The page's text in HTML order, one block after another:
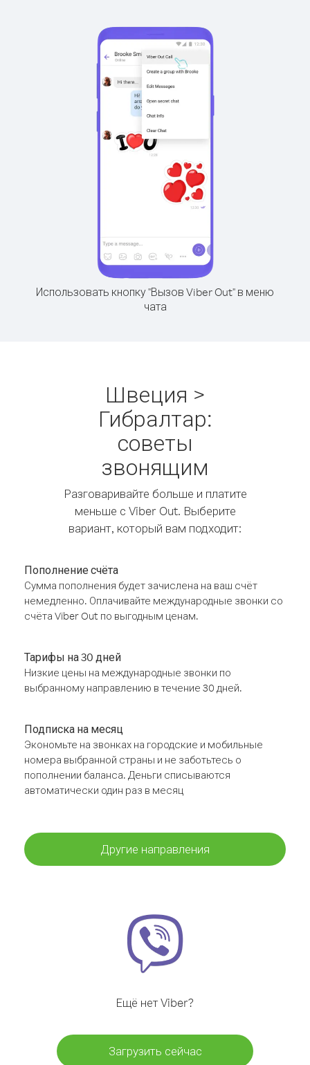
Использовать кнопку "Вызов Viber Out" в меню
чата
Швеция >
Гибралтар:
советы
звонящим
Разговаривайте больше и платите
меньше с Viber Out. Выберите
вариант, который вам подходит:
Пополнение счёта
Сумма пополнения будет зачислена на ваш счёт
немедленно. Оплачивайте международные звонки со
счёта Viber Out по выгодным ценам.
Тарифы на 30 дней
Низкие цены на международные звонки по
выбранному направлению в течение 30 дней.
Подписка на месяц
Экономьте на звонках на городские и мобильные
номера выбранной страны и не заботьтесь о
пополнении баланса. Деньги списываются
автоматически один раз в месяц
Другие направления
Ещё нет Viber?
Загрузить сейчас